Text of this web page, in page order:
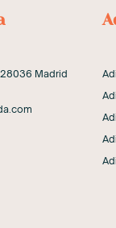
28036 Madrid